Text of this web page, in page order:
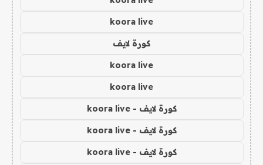
koora live
كورة لايف
koora live
koora live
كورة لايف - koora live
كورة لايف - koora live
كورة لايف - koora live